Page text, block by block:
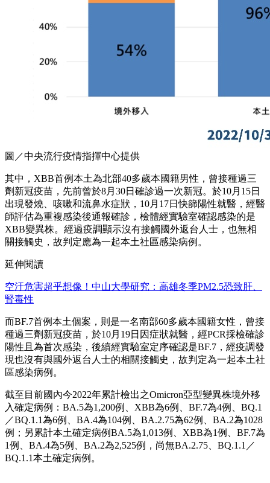
圖／中央流行疫情指揮中心提供
其中，XBB首例本土為北部40多歲本國籍男性，曾接種過三
劑新冠疫苗，先前曾於8月30日確診過一次新冠。於10月15日
出現發燒、咳嗽和流鼻水症狀，10月17日快篩陽性就醫，經醫
師評估為重複感染後通報確診，檢體經實驗室確認感染的是
XBB變異株。經過疫調顯示沒有接觸國外返台人士，也無相
關接觸史，故判定應為一起本土社區感染病例。
延伸閱讀
空汙危害超乎想像！中山大學研究：高雄冬季PM2.5恐致肝、
腎毒性
而BF.7首例本土個案，則是一名南部60多歲本國籍女性，曾接
種過三劑新冠疫苗，於10月19日因症狀就醫，經PCR採檢確診
陽性且為首次感染，後續經實驗室定序確認是BF.7，經疫調發
現也沒有與國外返台人士的相關接觸史，故判定為一起本土社
區感染病例。
截至目前國內今2022年累計檢出之Omicron亞型變異株境外移
入確定病例：BA.5為1,200例、XBB為6例、BF.7為4例、BQ.1
／BQ.1.1為6例、BA.4為104例、BA.2.75為62例、BA.2為1028
例；另累計本土確定病例BA.5為1,013例、XBB為1例、BF.7為
1例、BA.4為5例、BA.2為2,525例，尚無BA.2.75、BQ.1.1／
BQ.1.1本土確定病例。